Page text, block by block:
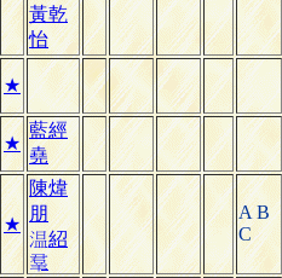
黃乾
怡
★
★
藍經
堯
★
陳煒
朋
紹

A B
C